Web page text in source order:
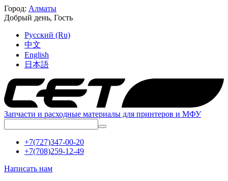
Город: Алматы
Добрый день, Гость
Русский (Ru)
中文
English
日本語
Запчасти и расходные материалы для принтеров и МФУ
+7(727)347-00-20
+7(708)259-12-49
Написать нам